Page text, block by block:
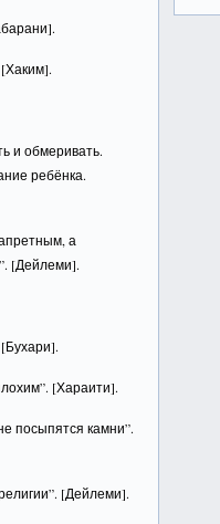
и обмеривать.
ребёнка.
а
[Дейлеми].
[Хараити].
посыпятся камни”.
[Дейлеми].